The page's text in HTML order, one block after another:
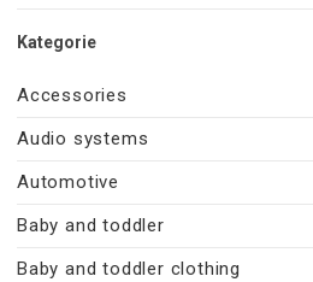
Kategorie
Accessories
Audio systems
Automotive
Baby and toddler
Baby and toddler clothing